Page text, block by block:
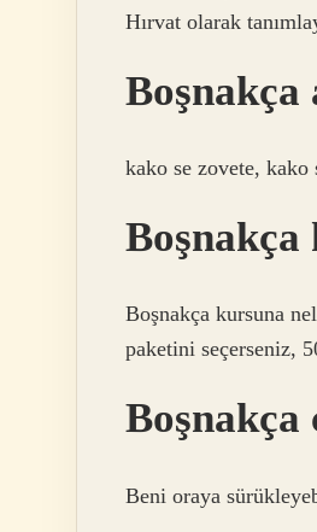
Hırvat olarak
Boşnakça
kako se zovete, kako
Boşnakça kursuna
paketini seçerseniz,
Boşnakça
Beni oraya